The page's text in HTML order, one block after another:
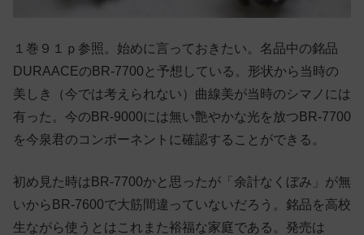
１巻９１ｐ参照。始めに言っておきたい。名品中の銘品
DURAACEのBR-7700と予想している。形状から当時の
美しき（今では考えられない）曲線美が当時のシマノには
有った。今のBR-9000には無い艶やかな光を放つBR-7700
を今泉君のコンポーネントに確認することができる。
初め見た時はBR-7700かと思ったが「余計なくぼみ」が無
いからBR-7600で大筋間違っていないだろう。銘品を高校
生ながら使うとはこれまた裕福な家庭である。発売は